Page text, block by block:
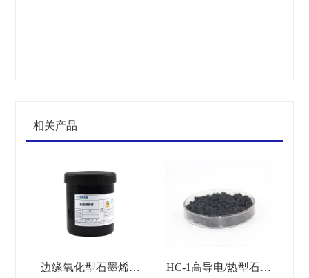
相关产品
边缘氧化型石墨烯粉
HC-1高导电/热型石墨